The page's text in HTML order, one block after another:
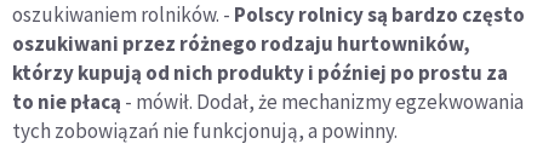
oszukiwaniem rolników. - Polscy rolnicy są bardzo często
oszukiwani przez różnego rodzaju hurtowników,
którzy kupują od nich produkty i później po prostu za
to nie płacą - mówił. Dodał, że mechanizmy egzekwowania
tych zobowiązań nie funkcjonują, a powinny.